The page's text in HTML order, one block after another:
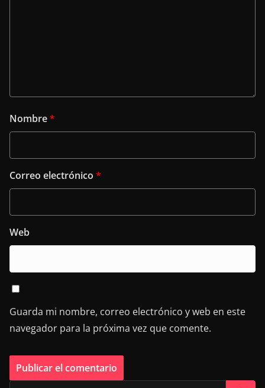
Nombre*
Correo electrónico *
Web
Guarda mi nombre, correo electrónico y web en este
navegador para la próxima vez que comente.